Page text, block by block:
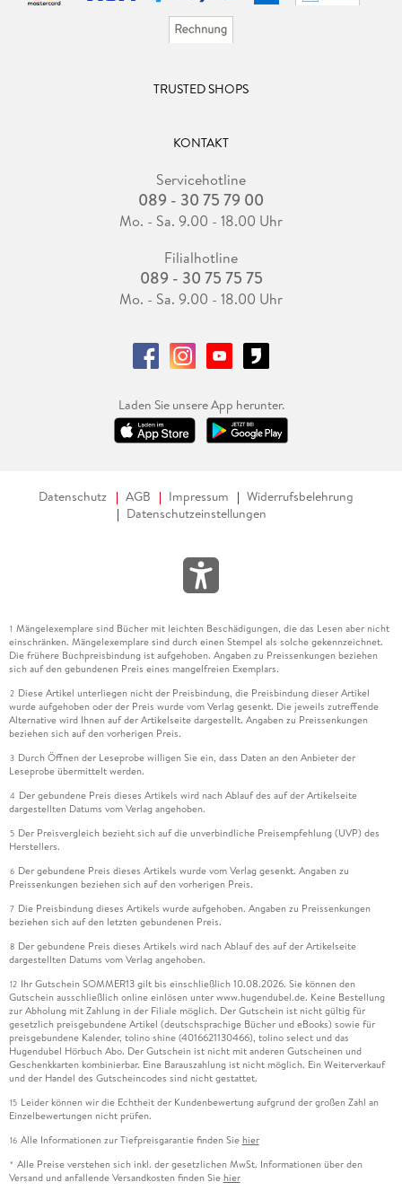
TRUSTED SHOPS
KONTAKT
Servicehotline
089 - 30 75 79 00
Mo. - Sa. 9.00 - 18.00 Uhr
Filialhotline
089 - 30 75 75 75
Mo. - Sa. 9.00 - 18.00 Uhr
Laden Sie unsere App herunter.
Datenschutz AGB Impressum
Widerrufsbelehrung
Datenschutzeinstellungen
1 Mängelexemplare sind Bücher mit leichten Beschädigungen, die das Lesen aber nicht
einschränken. Mängelexemplare sind durch einen Stempel als solche gekennzeichnet.
Die frühere Buchpreisbindung ist aufgehoben. Angaben zu Preissenkungen beziehen
sich auf den gebundenen Preis eines mangelfreien Exemplars.
2 Diese Artikel unterliegen nicht der Preisbindung, die Preisbindung dieser Artikel
wurde aufgehoben oder der Preis wurde vom Verlag gesenkt. Die jeweils zutreffende
Alternative wird Ihnen auf der Artikelseite dargestellt. Angaben zu Preissenkungen
beziehen sich auf den vorherigen Preis.
3 Durch Öffnen der Leseprobe willigen Sie ein, dass Daten an den Anbieter der
Leseprobe übermittelt werden.
4 Der gebundene Preis dieses Artikels wird nach Ablauf des auf der Artikelseite
dargestellten Datums vom Verlag angehoben.
5 Der Preisvergleich bezieht sich auf die unverbindliche Preisempfehlung (UVP) des
Herstellers.
6 Der gebundene Preis dieses Artikels wurde vom Verlag gesenkt. Angaben zu
Preissenkungen beziehen sich auf den vorherigen Preis.
7 Die Preisbindung dieses Artikels wurde aufgehoben. Angaben zu Preissenkungen
beziehen sich auf den letzten gebundenen Preis.
8 Der gebundene Preis dieses Artikels wird nach Ablauf des auf der Artikelseite
dargestellten Datums vom Verlag angehoben.
12 Ihr Gutschein SOMMER13 gilt bis einschließlich 10.08.2026. Sie können den
Gutschein ausschließlich online einlösen unter www.hugendubel.de. Keine Bestellung
zur Abholung mit Zahlung in der Filiale möglich. Der Gutschein ist nicht gültig für
gesetzlich preisgebundene Artikel (deutschsprachige Bücher und eBooks) sowie für
preisgebundene Kalender, tolino shine (4016621130466), tolino select und das
Hugendubel Hörbuch Abo. Der Gutschein ist nicht mit anderen Gutscheinen und
Geschenkkarten kombinierbar. Eine Barauszahlung ist nicht möglich. Ein Weiterverkauf
und der Handel des Gutscheincodes sind nicht gestattet.
15 Leider können wir die Echtheit der Kundenbewertung aufgrund der großen Zahl an
Einzelbewertungen nicht prüfen.
16 Alle Informationen zur Tiefpreisgarantie finden Sie hier
* Alle Preise verstehen sich inkl. der gesetzlichen MwSt. Informationen über den
Versand und anfallende Versandkosten finden Sie hier